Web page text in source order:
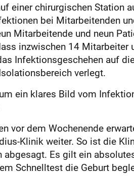
einer chirurgischen Station
bei Mitarbeitenden
Mitarbeitende und neun
inzwischen 14 Mitarbeiter
Infektionsgeschehen auf
verlegt.
ein klares Bild vom
vor dem Wochenende
Klinik weiter. So ist die
Es gilt ein
Schnelltest die Geburt